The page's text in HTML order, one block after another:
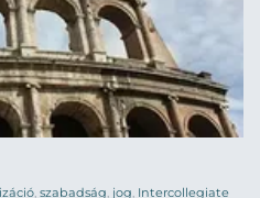
szabadság jog Intercollegiate